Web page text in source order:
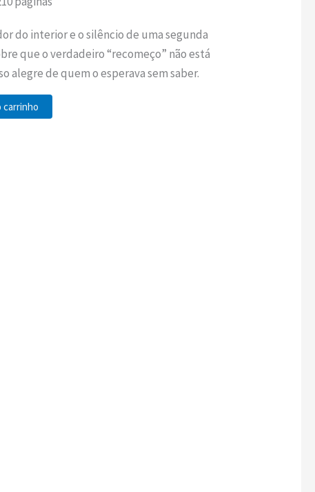
do interior e o silêncio de uma segunda
que o verdadeiro “recomeço” não está
alegre de quem o esperava sem saber.
carrinho